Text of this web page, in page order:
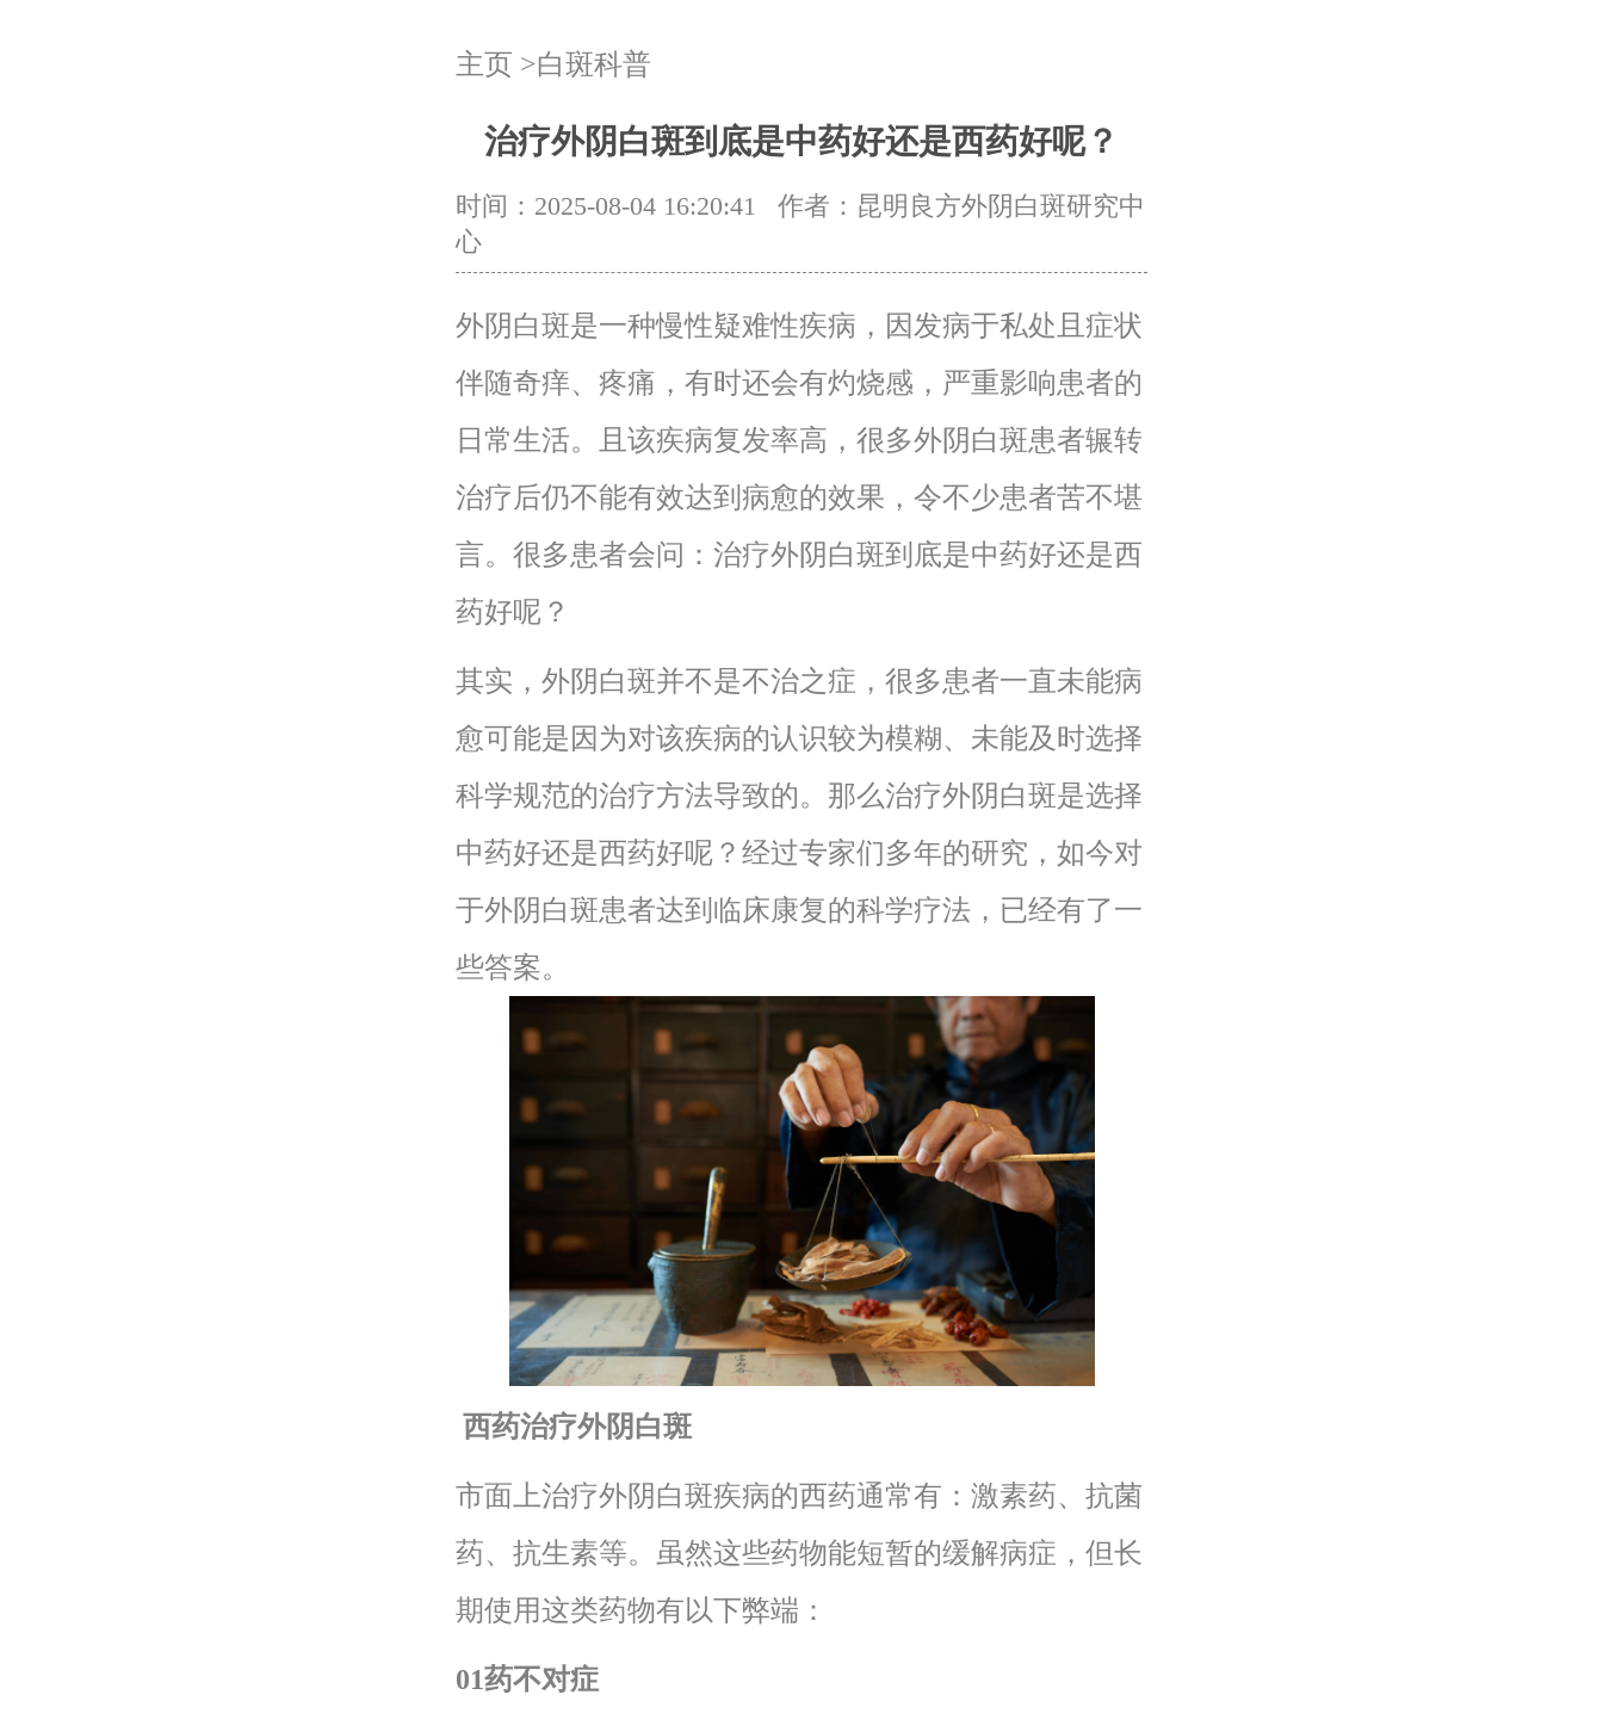
主页 >白斑科普
治疗外阴白斑到底是中药好还是西药好呢？
时间：2025-08-04 16:20:41
作者：昆明良方外阴白斑研究中
心
外阴白斑是一种慢性疑难性疾病，因发病于私处且症状
伴随奇痒、疼痛，有时还会有灼烧感，严重影响患者的
日常生活。且该疾病复发率高，很多外阴白斑患者辗转
治疗后仍不能有效达到病愈的效果，令不少患者苦不堪
言。很多患者会问：治疗外阴白斑到底是中药好还是西
药好呢？
其实，外阴白斑并不是不治之症，很多患者一直未能病
愈可能是因为对该疾病的认识较为模糊、未能及时选择
科学规范的治疗方法导致的。那么治疗外阴白斑是选择
中药好还是西药好呢？经过专家们多年的研究，如今对
于外阴白斑患者达到临床康复的科学疗法，已经有了一
些答案。
西药治疗外阴白斑
市面上治疗外阴白斑疾病的西药通常有：激素药、抗菌
药、抗生素等。虽然这些药物能短暂的缓解病症，但长
期使用这类药物有以下弊端：
01药不对症